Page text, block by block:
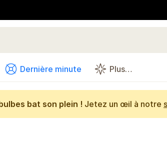
Dernière minute Plus…
bat son plein ! Jetez un œil à notre